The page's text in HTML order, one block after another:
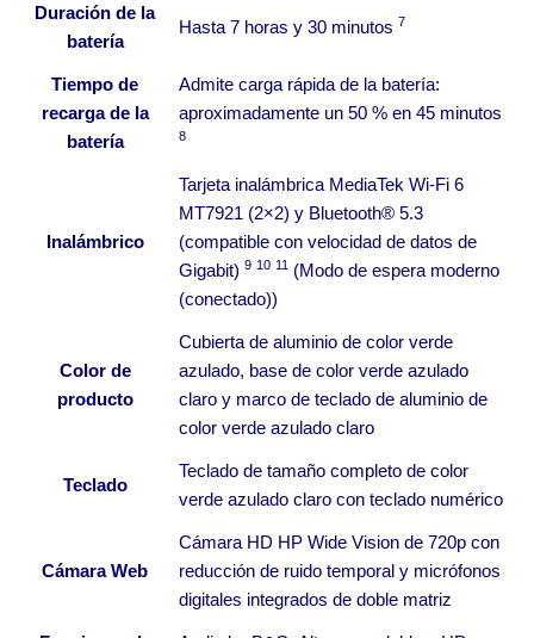
Duración de la
batería
Hasta 7 horas y 30 minutos 7
Tiempo de
recarga de la
batería
Admite carga rápida de la batería:
aproximadamente un 50 % en 45 minutos
8
Inalámbrico
Tarjeta inalámbrica MediaTek Wi-Fi 6
MT7921 (2×2) y Bluetooth® 5.3
(compatible con velocidad de datos de
Gigabit) 9 10 11 (Modo de espera moderno
(conectado))
Color de
producto
Cubierta de aluminio de color verde
azulado, base de color verde azulado
claro y marco de teclado de aluminio de
color verde azulado claro
Teclado
Teclado de tamaño completo de color
verde azulado claro con teclado numérico
Cámara Web
Cámara HD HP Wide Vision de 720p con
reducción de ruido temporal y micrófonos
digitales integrados de doble matriz